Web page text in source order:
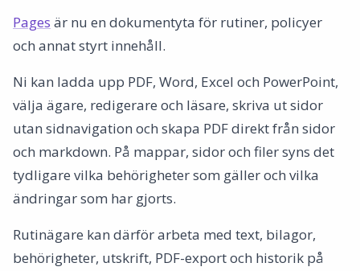
Pages är nu en dokumentyta för rutiner, policyer
och annat styrt innehåll.
Ni kan ladda upp PDF, Word, Excel och PowerPoint,
välja ägare, redigerare och läsare, skriva ut sidor
utan sidnavigation och skapa PDF direkt från sidor
och markdown. På mappar, sidor och filer syns det
tydligare vilka behörigheter som gäller och vilka
ändringar som har gjorts.
Rutinägare kan därför arbeta med text, bilagor,
behörigheter, utskrift, PDF-export och historik på